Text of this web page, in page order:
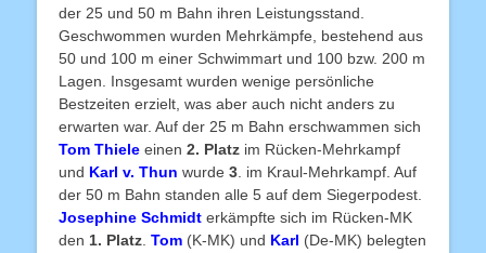
der 25 und 50 m Bahn ihren Leistungsstand.
Geschwommen wurden Mehrkämpfe, bestehend aus
50 und 100 m einer Schwimmart und 100 bzw. 200 m
Lagen. Insgesamt wurden wenige persönliche
Bestzeiten erzielt, was aber auch nicht anders zu
erwarten war. Auf der 25 m Bahn erschwammen sich
Tom Thiele einen 2. Platz im Rücken-Mehrkampf
und Karl v. Thun wurde 3 . im Kraul-Mehrkampf. Auf
der 50 m Bahn standen alle 5 auf dem Siegerpodest.
Josephine Schmidt erkämpfte sich im Rücken-MK
den 1. Platz Tom (K-MK) und Karl (De-MK) belegten